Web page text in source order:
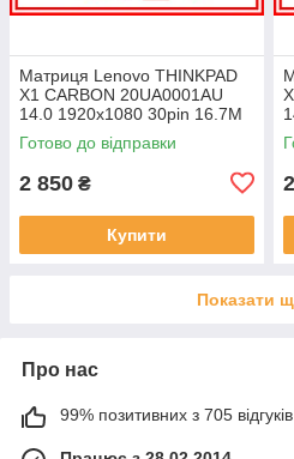
Матриця Lenovo THINKPAD
X1 CARBON 20UA0001AU
14.0 1920x1080 30pin 16.7M
45% NTSC 300 cd/m² для
ноутбука
Готово до відправки
2 850 ₴
Купити
Показати
Про нас
99% позитивних з 705 відгуків